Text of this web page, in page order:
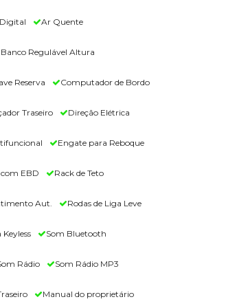
Ar Quente
Banco Regulável Altura
Reserva Computador de Bordo
Traseiro Direção Elétrica
Engate para Reboque
com EBD Rack de Teto
Aut. Rodas de Liga Leve
Keyless Som Bluetooth
Rádio Som Rádio MP3
Manual do proprietário